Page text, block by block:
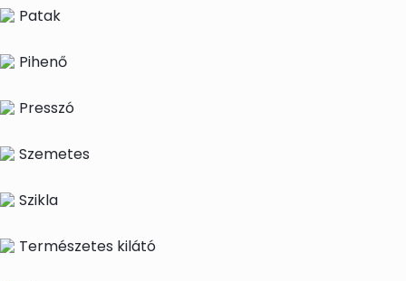
Patak
Pihenő
Presszó
Szemetes
Szikla
Természetes kilátó